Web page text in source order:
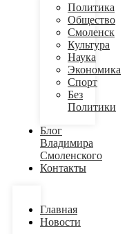
Политика
Общество
Смоленск
Культура
Наука
Экономика
Спорт
Без
Политики
Блог
Владимира
Смоленского
Контакты
Главная
Новости